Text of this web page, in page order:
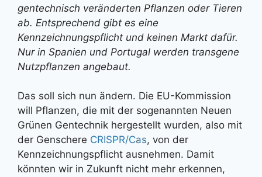
gentechnisch veränderten Pflanzen oder Tieren
ab. Entsprechend gibt es eine
Kennzeichnungspflicht und keinen Markt dafür.
Nur in Spanien und Portugal werden transgene
Nutzpflanzen angebaut.
Das soll sich nun ändern. Die EU-Kommission
will Pflanzen, die mit der sogenannten Neuen
Grünen Gentechnik hergestellt wurden, also mit
der Genschere CRISPR/Cas, von der
Kennzeichnungspflicht ausnehmen. Damit
könnten wir in Zukunft nicht mehr erkennen,